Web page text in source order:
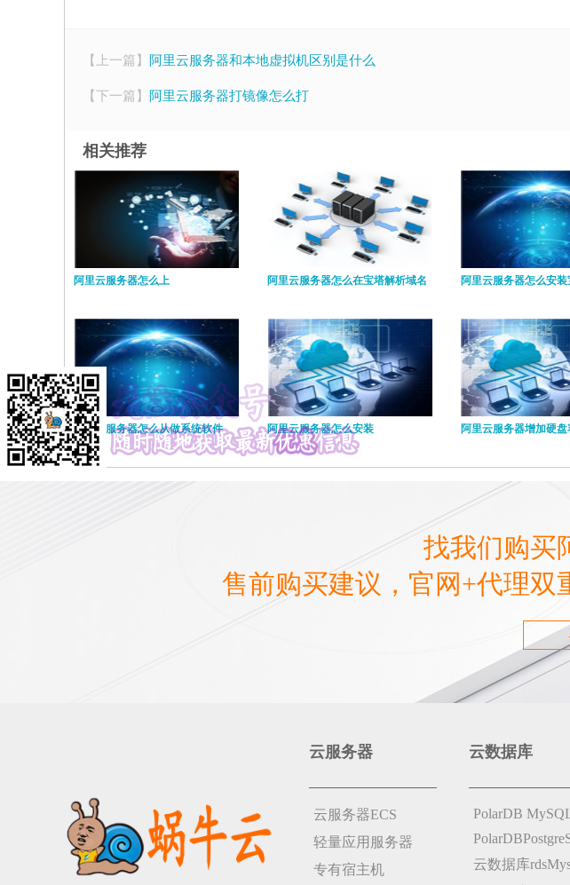
【上一篇】 阿里云服务器和本地虚拟机区别是什么
【下一篇】 阿里云服务器打镜像怎么打
相关推荐
阿里云服务器怎么上 阿里云服务器怎么在宝塔解析域名 阿里云服务器怎么安装
阿里云服务器怎么从做系统软件 阿里云服务器怎么安装 阿里云服务器增加硬
找我们购买
售前购买建议，官网+代理双
云服务器
云服务器ECS
轻量应用服务器
专有宿主机
云数据库
PolarDB
云数据库